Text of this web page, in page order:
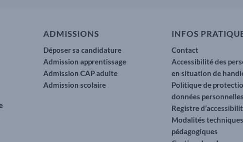
ADMISSIONS
Déposer sa candidature
Admission apprentissage
Admission CAP adulte
Admission scolaire
INFOS
Contact
Accessibilité des
en situation de
Politique de
données personnelles
Registre
Modalités
pédagogiques